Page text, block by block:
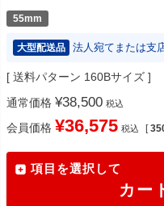
55mm
大型配送品 法人宛てまたは支
送料パターン 160Bサイズ
通常価格 ¥38,500 税込
会員価格 ¥36,575 税込 [
項目を選択して
カー